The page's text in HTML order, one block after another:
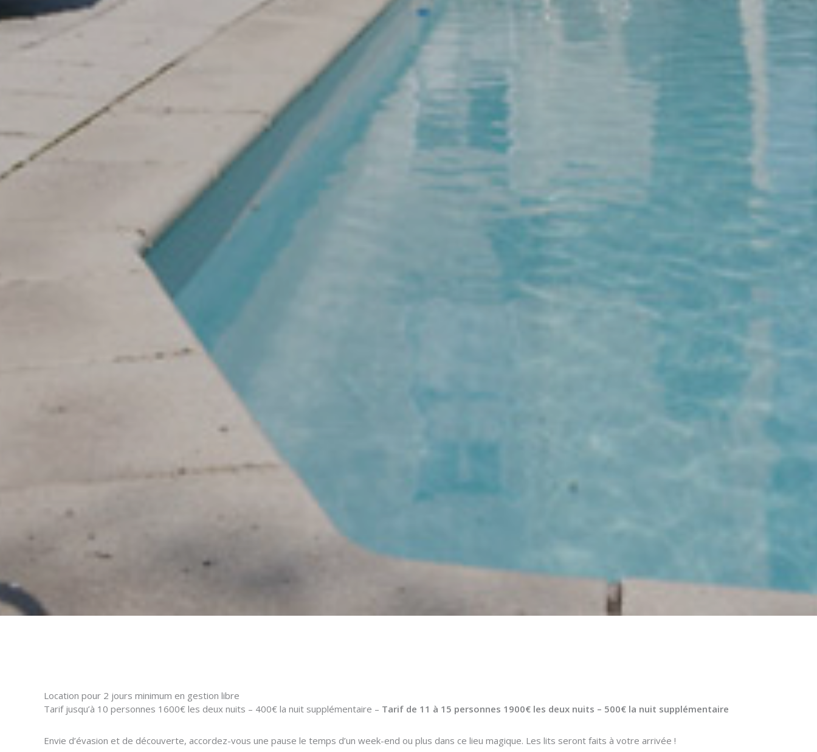
Location pour 2 jours minimum en gestion libre
Tarif jusqu’à 10 personnes 1600€ les deux nuits – 400€ la nuit supplémentaire – Tarif de 11 à 15 personnes 1900€ les deux nuits – 500€ la nuit supplémentaire
Envie d’évasion et de découverte, accordez-vous une pause le temps d’un week-end ou plus dans ce lieu magique. Les lits seront faits à votre arrivée !